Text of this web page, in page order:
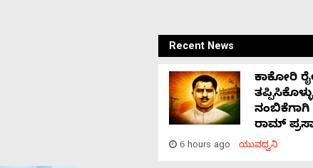
Recent News
ಕಾಕೋರಿ
ನಂಬಿಕೆಗಾಗಿ
ರಾಮ್
6 hours ago ಯುವಧ್ವನಿ